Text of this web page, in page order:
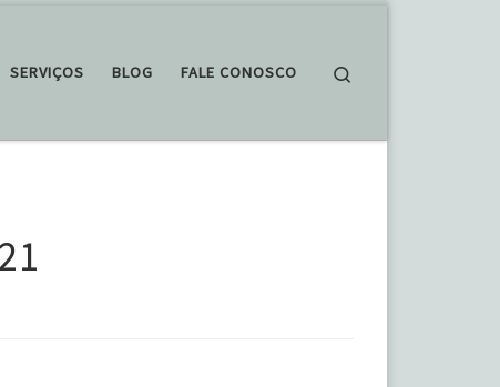
SERVIÇOS BLOG FALE CONOSCO